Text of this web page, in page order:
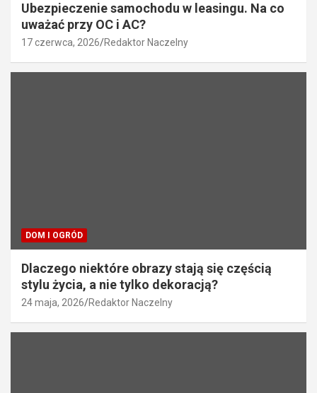
Ubezpieczenie samochodu w leasingu. Na co
uważać przy OC i AC?
17 czerwca, 2026 Redaktor Naczelny
DOM I OGRÓD
Dlaczego niektóre obrazy stają się częścią
stylu życia, a nie tylko dekoracją?
24 maja, 2026 Redaktor Naczelny